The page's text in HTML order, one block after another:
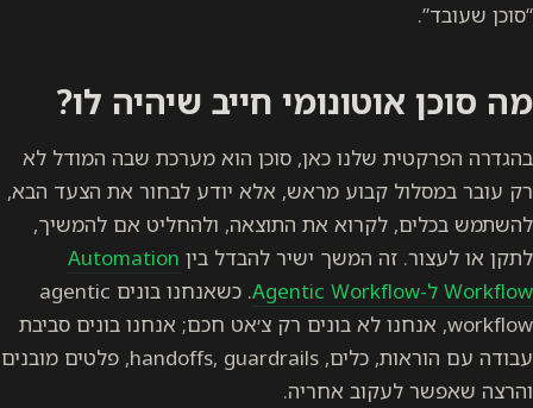
“סוכן שעובד”.
מה סוכן אוטונומי חייב שיהיה לו?
בהגדרה הפרקטית שלנו כאן, סוכן הוא מערכת שבה המודל לא
רק עובר במסלול קבוע מראש, אלא יודע לבחור את הצעד הבא,
להשתמש בכלים, לקרוא את התוצאה, ולהחליט אם להמשיך,
לתקן או לעצור. זה המשך ישיר להבדל בין Automation
Workflow ל-Agentic Workflow
. כשאנחנו בונים agentic
workflow, אנחנו לא בונים רק צ׳אט חכם; אנחנו בונים סביבת
עבודה עם הוראות, כלים, handoffs, guardrails, פלטים מובנים
והרצה שאפשר לעקוב אחריה.